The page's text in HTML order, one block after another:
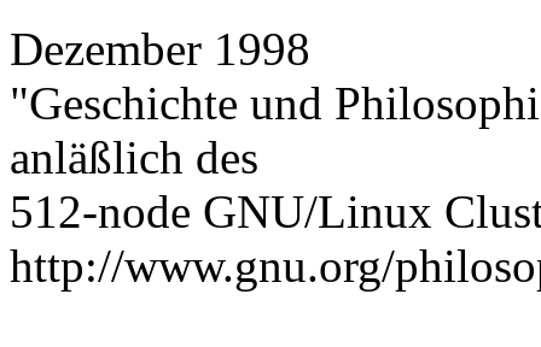
Dezember 1998
"Geschichte und
anläßlich des
512-node GNU/Linux
http://www.gnu.org/